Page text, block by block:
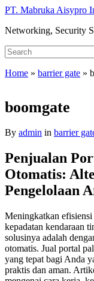
Skip
main
PT. Mabruka Aisypro
Networking, Security
Search
for:
Home » barrier gate »
boomgate
By admin in barrier
Penjualan
Otomatis:
Pengelolaan
Meningkatkan
kepadatan kendaraan
solusinya adalah
otomatis. Jual portal
yang tepat bagi Anda
praktis dan aman.